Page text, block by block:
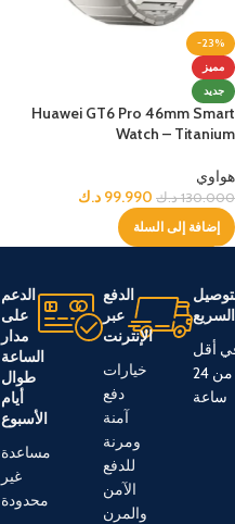
-23%
مميز
جديد
Huawei GT6 Pro 46mm Smart
Watch – Titanium
هواوي
130.000 د.ك 99.990 د.ك
إضافة إلى السلة
السريع
أقل
من 24
ساعة
الدفع
عبر
الإنترنت
خيارات
دفع
آمنة
ومرنة
للدفع
الآمن
والمرن
الدعم
على
مدار
الساعة
طوال
أيام
الأسبوع
مساعدة
غير
محدودة